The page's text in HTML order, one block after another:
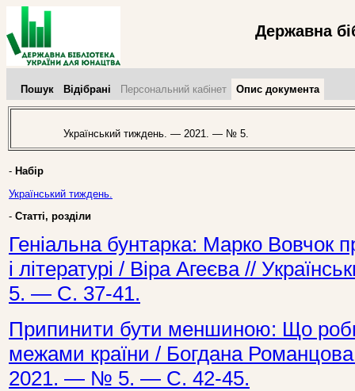
Державна
Пошук Відібрані Персональний кабінет Опис документа
Український тиждень. — 2021. — № 5.
- Набір
Український тиждень.
- Статті, розділи
Геніальна бунтарка: Марко Вовчок
і літературі / Віра Агеєва //
5. — С. 37-41.
Припинити бути меншиною: Що
межами країни / Богдана
2021. — № 5. — С. 42-45.